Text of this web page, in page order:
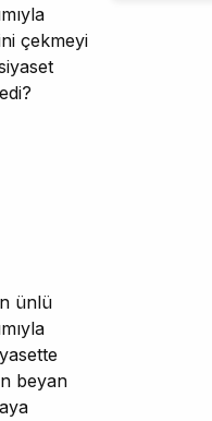
çekmeyi
ünlü
beyan